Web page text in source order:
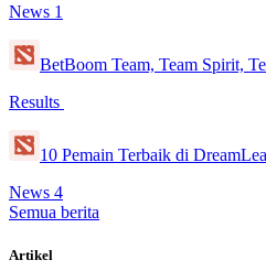
News 1
BetBoom Team, Team Spirit,
Results
10 Pemain Terbaik di
News 4
Semua berita
Artikel